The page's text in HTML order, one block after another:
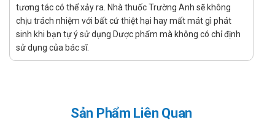
trị mà hiệu chỉnh liều lượng. Việc tăng liều được
chấp nhận nếu cần thiết tuy nhiên không được tăng
quá 8 viên/1 ngày.
Trẻ em lớn hơn 10 tuổi: khuyến cáo dùng thuốc duy
tương tác có thể xảy ra. Nhà thuốc Trường Anh sẽ không
chịu trách nhiệm với bất cứ thiệt hại hay mất mát gì phát
sinh khi bạn tự ý sử dụng Dược phẩm mà không có chỉ định
sử dụng của bác sĩ.
Sản Phẩm Liên Quan